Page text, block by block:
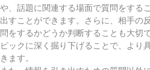
や、話題に関連する場面で質問をする
出すことができます。さらに、相手の
問をするかどうか判断することも大切
ピックに深く掘り下げることで、より
きます。